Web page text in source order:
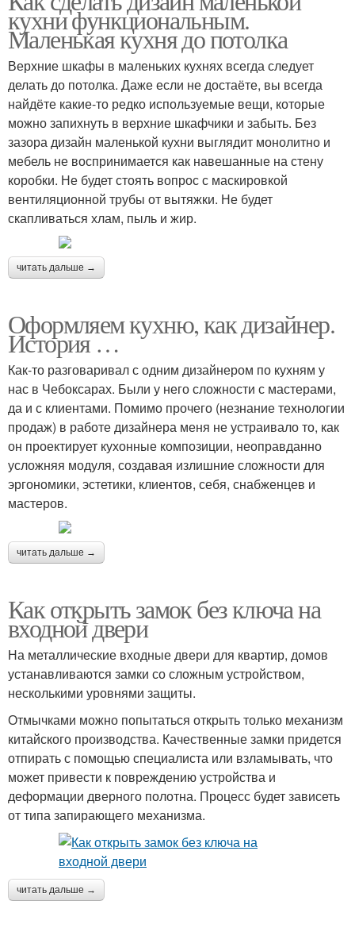
кухни функциональным.
Маленькая кухня до потолка
Верхние шкафы в маленьких кухнях всегда следует
делать до потолка. Даже если не достаёте, вы всегда
найдёте какие-то редко используемые вещи, которые
можно запихнуть в верхние шкафчики и забыть. Без
зазора дизайн маленькой кухни выглядит монолитно и
мебель не воспринимается как навешанные на стену
коробки. Не будет стоять вопрос с маскировкой
вентиляционной трубы от вытяжки. Не будет
скапливаться хлам, пыль и жир.
читать дальше →
Оформляем кухню, как дизайнер.
История …
Как-то разговаривал с одним дизайнером по кухням у
нас в Чебоксарах. Были у него сложности с мастерами,
да и с клиентами. Помимо прочего (незнание технологии
продаж) в работе дизайнера меня не устраивало то, как
он проектирует кухонные композиции, неоправданно
усложняя модуля, создавая излишние сложности для
эргономики, эстетики, клиентов, себя, снабженцев и
мастеров.
читать дальше →
Как открыть замок без ключа на
входной двери
На металлические входные двери для квартир, домов
устанавливаются замки со сложным устройством,
несколькими уровнями защиты.
Отмычками можно попытаться открыть только механизм
китайского производства. Качественные замки придется
отпирать с помощью специалиста или взламывать, что
может привести к повреждению устройства и
деформации дверного полотна. Процесс будет зависеть
от типа запирающего механизма.
читать дальше →